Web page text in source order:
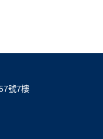
號7樓